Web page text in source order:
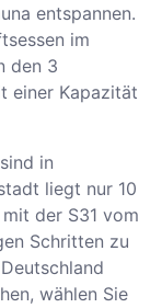
entspannen.
im
den 3
einer Kapazität
in
liegt nur 10
der S31 vom
Schritten zu
wählen Sie